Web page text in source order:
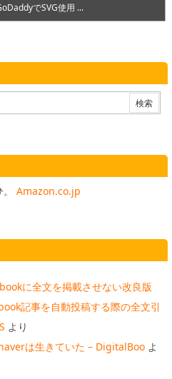
でSVG使用 ...
Amazon.co.jp
に全文を掲載させない改良版
記事を自動投稿する際の全文引
より
は生きていた – DigitalBoo よ